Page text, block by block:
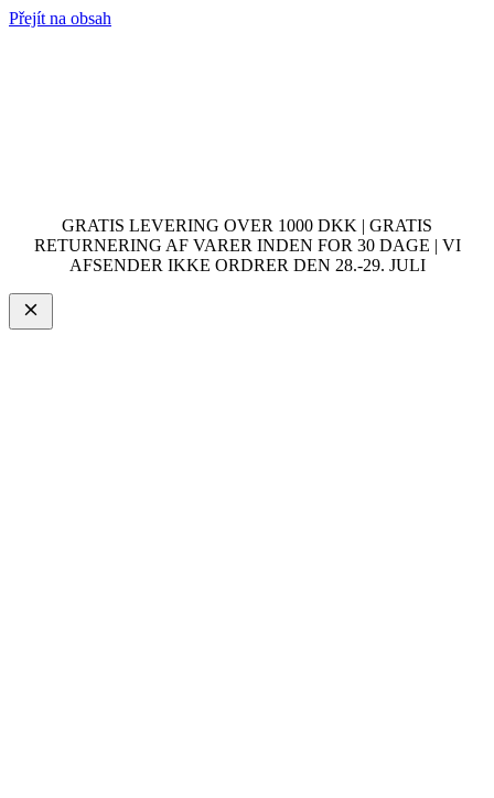
Přejít na obsah
GRATIS LEVERING OVER 1000 DKK | GRATIS
RETURNERING AF VARER INDEN FOR 30 DAGE | VI
AFSENDER IKKE ORDRER DEN 28.-29. JULI